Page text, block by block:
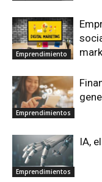
Emprendimiento
Emprendimientos
Emprendimientos
IA,